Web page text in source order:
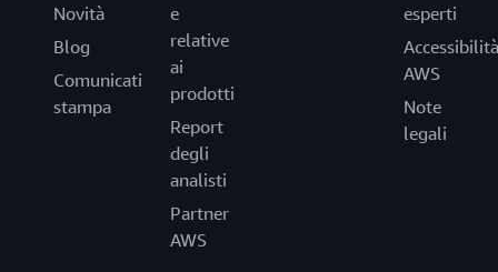
Novità
Blog
Comunicati
stampa
e
relative
ai
prodotti
Report
degli
analisti
Partner
AWS
esperti
Accessibilità
AWS
Note
legali